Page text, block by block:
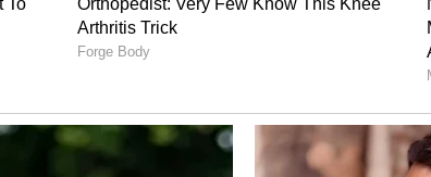
ಪಾತ್ರದಲ್ಲಿ ಕಾಣಿಸಿಕೊಂಡಿದ್ದಾನೆ. ಆದ್ರೆ, ಆ ದರ್ಶನ್
ಪಾಯಿಂಟ್ ಸಿಕ್ಕಿದ್ದು ದುರ್ಯೋಧನನ ಪಾತ್ರ ಮಾಡಿದ
ಹೋಯ್ತಾ..? ಅನ್ನೋ ಅನುಮಾನ ಕಾಡ್ತಿದೆ. ಈ
ದುರ್ಯೋಧನನ ಪಾತ್ರದಲ್ಲಿ ನಟಿಸೋಕೆ ನಾಟಕ ಕಲಾವಿದರಿಗೆ